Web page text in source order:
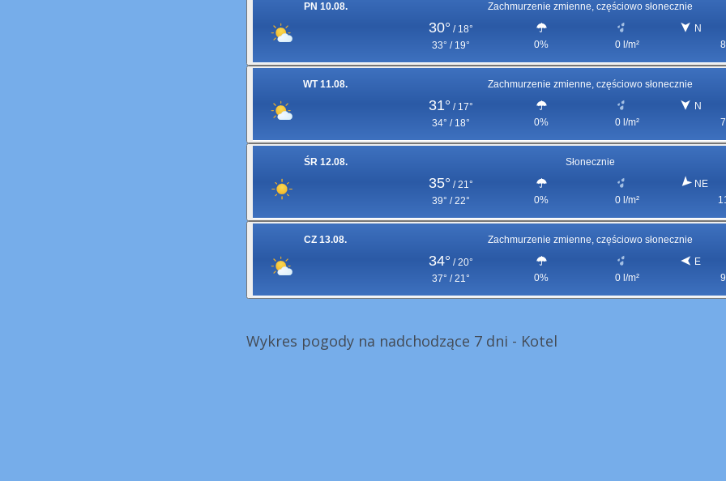
PN 10.08. Zachmurzenie zmienne, częściowo słonecznie
30° / 18°
33° / 19°
0% 0 l/m²
N
WT 11.08. Zachmurzenie zmienne, częściowo słonecznie
31° / 17°
34° / 18°
0% 0 l/m²
N
ŚR 12.08. Słonecznie
35° / 21°
39° / 22°
0% 0 l/m²
NE
CZ 13.08. Zachmurzenie zmienne, częściowo słonecznie
34° / 20°
37° / 21°
0% 0 l/m²
E
Wykres pogody na nadchodzące 7 dni - Kotel